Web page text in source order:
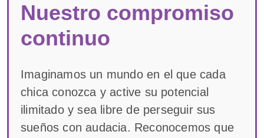
Nuestro compromiso
continuo
Imaginamos un mundo en el que cada
chica conozca y active su potencial
ilimitado y sea libre de perseguir sus
sueños con audacia. Reconocemos que